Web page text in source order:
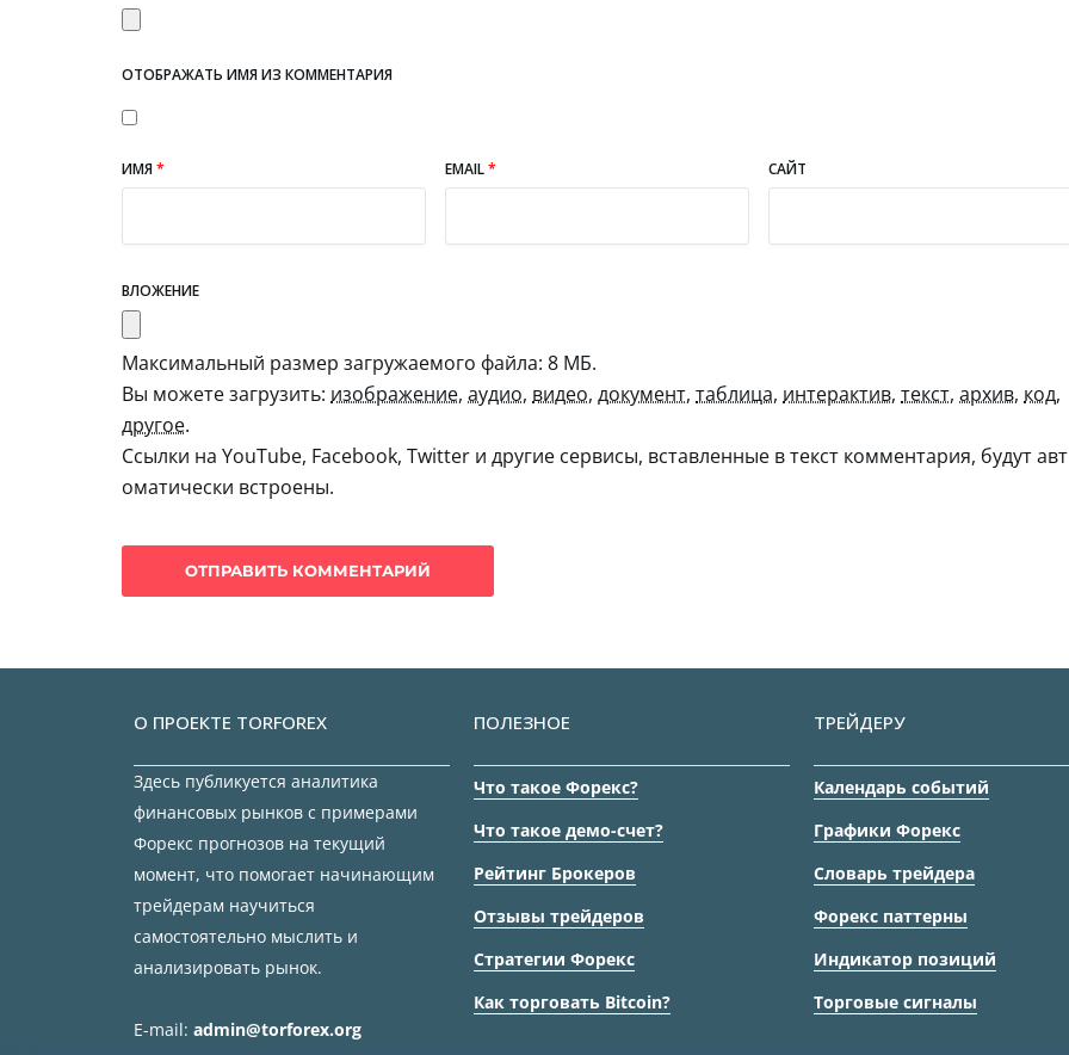
ОТОБРАЖАТЬ ИМЯ ИЗ КОММЕНТАРИЯ
ИМЯ* EMAIL* САЙТ
ВЛОЖЕНИЕ
Максимальный размер загружаемого файла: 8 МБ.
Вы можете загрузить: изображение, аудио, видео, документ, таблица, интерактив, текст, архив, код,
другое.
Ссылки на YouTube, Facebook, Twitter и другие сервисы, вставленные в текст комментария, будут авт
оматически встроены.
О ПРОЕКТЕ TORFOREX
Здесь публикуется аналитика
финансовых рынков с примерами
Форекс прогнозов на текущий
момент, что помогает начинающим
трейдерам научиться
самостоятельно мыслить и
анализировать рынок.
E-mail: admin@torforex.org
ПОЛЕЗНОЕ
Что такое Форекс?
Что такое демо-счет?
Рейтинг Брокеров
Отзывы трейдеров
Стратегии Форекс
Как торговать Bitcoin?
ТРЕЙДЕРУ
Календарь событий
Графики Форекс
Словарь трейдера
Форекс паттерны
Индикатор позиций
Торговые сигналы